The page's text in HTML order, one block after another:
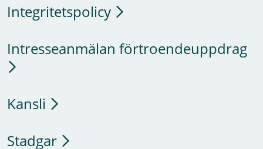
Integritetspolicy
Intresseanmälan förtroendeuppdrag
Kansli
Stadgar